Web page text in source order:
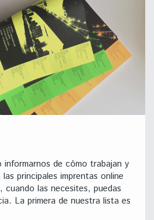
informarnos de cómo trabajan y
principales imprentas online
las necesites, puedas
La primera de nuestra lista es